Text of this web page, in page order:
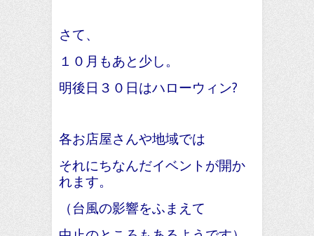
さて、
１０月もあと少し。
明後日３０日はハローウィン?
各お店屋さんや地域では
それにちなんだイベントが開か
れます。
（台風の影響をふまえて